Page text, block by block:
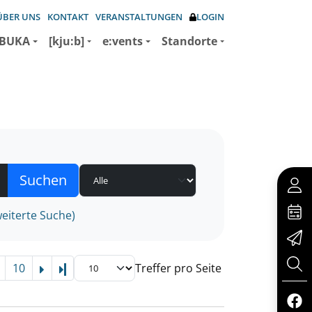
UNS KONTAKT VERANSTALTUNGEN LOGIN
[kju:b] e:vents Standorte
Suche)
10 Letzte Seite Treffer pro Seite